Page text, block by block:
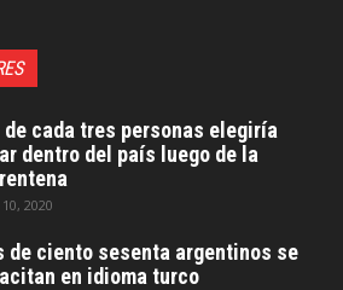
de cada tres personas elegiría
dentro del país luego de la
2020
de ciento sesenta argentinos se
en idioma turco